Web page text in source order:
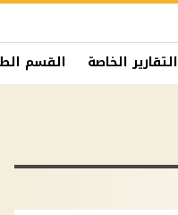
التقارير الخاصة القسم